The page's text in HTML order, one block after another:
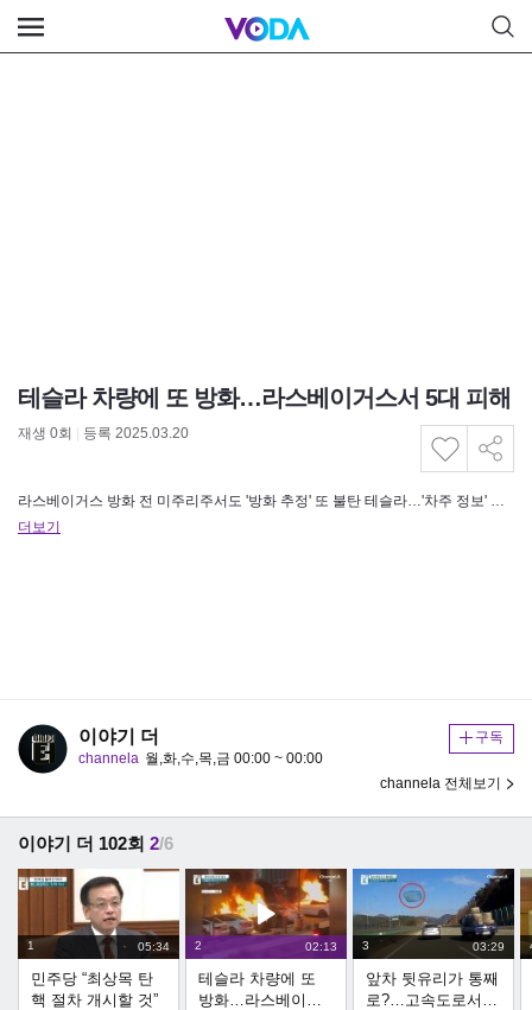
테슬라 차량에 또 방화…라스베이거스서 5대 피해
재생 0회 등록 2025.03.20
라스베이거스 방화 전 미주리주서도 '방화 추정' 또 불탄 테슬라…'차주 정보' 공개 사이트도 등장 테슬라 공격…한 달 새 미…
더보기
이야기 더
channela 월,화,수,목,금 00:00 ~ 00:00
구독
channela 전체보기
이야기 더 102회 2/6
1 05:34
민주당 “최상목 탄
핵 절차 개시할 것”
2 02:13
테슬라 차량에 또
방화…라스베이거
3 03:29
앞차 뒷유리가 통째
로?…고속도로서